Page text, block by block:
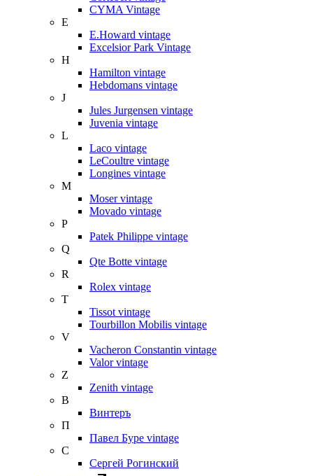
CYMA Vintage
E
E.Howard vintage
Excelsior Park Vintage
H
Hamilton vintage
Hebdomans vintage
J
Jules Jurgensen vintage
Juvenia vintage
L
Laco vintage
LeCoultre vintage
Longines vintage
M
Moser vintage
Movado vintage
P
Patek Philippe vintage
Q
Qte Botte vintage
R
Rolex vintage
T
Tissot vintage
Tourbillon Mobilis vintage
V
Vacheron Constantin vintage
Valor vintage
Z
Zenith vintage
В
Винтеръ
П
Павел Буре vintage
С
Сергей Рогинский